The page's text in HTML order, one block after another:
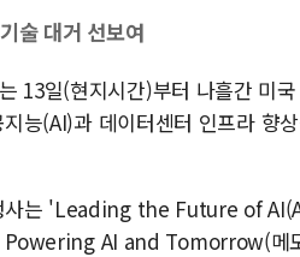
술 대거 선보여
13일(현지시간)부터 나흘간 미
능(AI)과 데이터센터 인프라 향
사는 'Leading the Future of
Powering AI and Tomorrow(메